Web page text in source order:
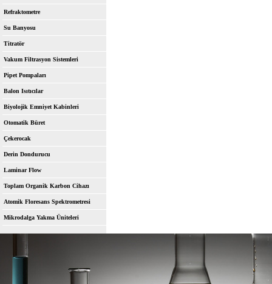
Refraktometre
Su Banyosu
Titratör
Vakum Filtrasyon Sistemleri
Pipet Pompaları
Balon Isıtıcılar
Biyolojik Emniyet Kabinleri
Otomatik Büret
Çekerocak
Derin Dondurucu
Laminar Flow
Toplam Organik Karbon Cihazı
Atomik Floresans Spektrometresi
Mikrodalga Yakma Üniteleri